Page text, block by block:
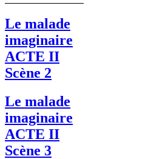
Le malade
imaginaire
ACTE II
Scène 2
Le malade
imaginaire
ACTE II
Scène 3